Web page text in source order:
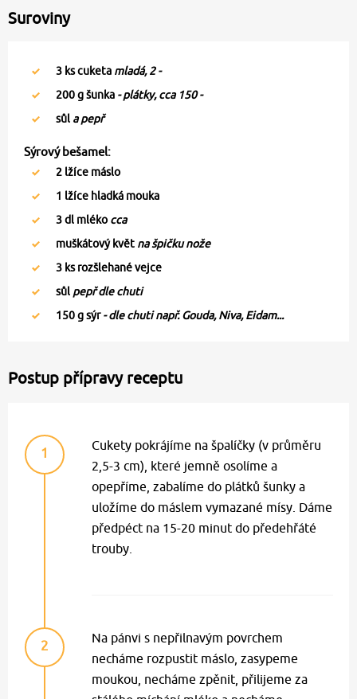
Suroviny
3 ks cuketa mladá, 2 -
200g šunka - plátky, cca 150 -
sůl a pepř
Sýrový bešamel:
2 lžíce máslo
1 lžíce hladká mouka
3dl mléko cca
muškátový květ na špičku nože
3 ks rozšlehané vejce
sůl pepř dle chuti
150g sýr- dle chuti např. Gouda, Niva, Eidam...
Postup přípravy receptu
1
Cukety pokrájíme na špalíčky (v průměru
2,5-3 cm), které jemně osolíme a
opepříme, zabalíme do plátků šunky a
uložíme do máslem vymazané mísy. Dáme
předpéct na 15-20 minut do předehřáté
trouby.
2
Na pánvi s nepřilnavým povrchem
necháme rozpustit máslo, zasypeme
moukou, necháme zpěnit, přilijeme za